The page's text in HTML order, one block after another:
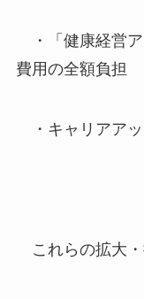
・「健康経営ア
費用の全額負担
・キャリアア
これらの拡大・